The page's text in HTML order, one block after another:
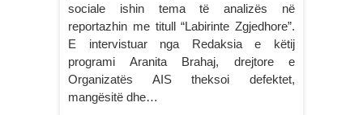
sociale ishin tema të analizës në
reportazhin me titull “Labirinte Zgjedhore”.
E intervistuar nga Redaksia e këtij
programi Aranita Brahaj, drejtore e
Organizatës AIS theksoi defektet,
mangësitë dhe…